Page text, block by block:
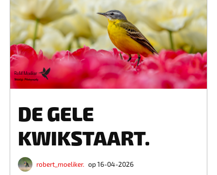
DE GELE
KWIKSTAART.
robert_moeliker. op 16-04-2026